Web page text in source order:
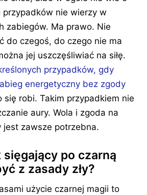
nie wierzy w
zabiegów. Ma prawo. Nie
do czegoś, do czego nie ma
jej uszczęśliwiać na siłę.
przypadków, gdy
energetyczny bez zgody
się robi. Takim przypadkiem nie
aury. Wola i zgoda na
jest zawsze potrzebna.
sięgający po czarną
z zasady zły?
użycie czarnej magii to